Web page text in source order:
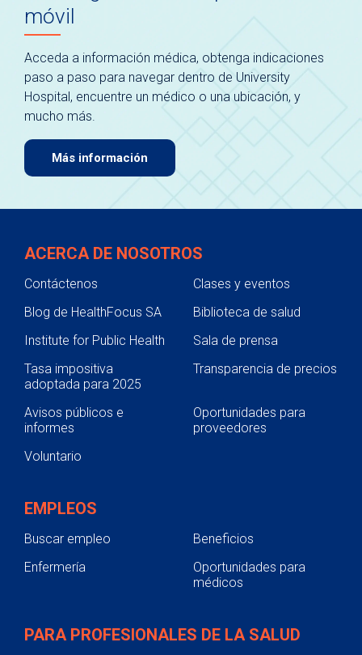
móvil
Acceda a información médica, obtenga indicaciones
paso a paso para navegar dentro de University
Hospital, encuentre un médico o una ubicación, y
mucho más.
Más información
ACERCA DE NOSOTROS
Contáctenos
Clases y eventos
Blog de HealthFocus SA
Biblioteca de salud
Institute for Public Health
Sala de prensa
Tasa impositiva
adoptada para 2025
Transparencia de precios
Avisos públicos e
informes
Oportunidades para
proveedores
Voluntario
EMPLEOS
Buscar empleo
Beneficios
Enfermería
Oportunidades para
médicos
PARA PROFESIONALES DE LA SALUD